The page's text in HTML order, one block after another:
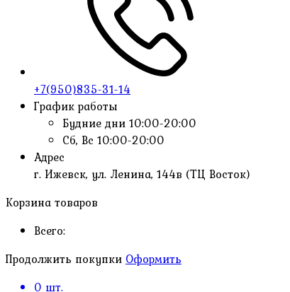
+7(950)835-31-14
График работы
Будние дни 10:00-20:00
Сб, Вс 10:00-20:00
Адрес
г. Ижевск, ул. Ленина, 144в (ТЦ Восток)
Корзина товаров
Всего:
Продолжить покупки Оформить
0 шт.